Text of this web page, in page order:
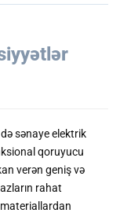
sənaye elektrik
qoruyucu
verən geniş və
rahat
materiallardan